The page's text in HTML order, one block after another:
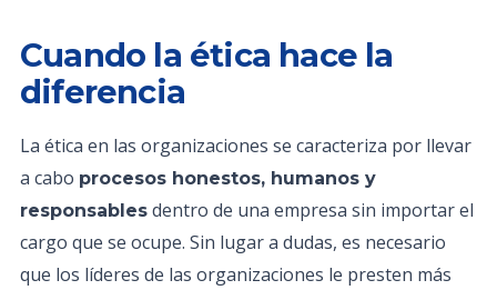
Cuando la ética hace la
diferencia
La ética en las organizaciones se caracteriza por llevar
a cabo procesos honestos, humanos y
responsables dentro de una empresa sin importar el
cargo que se ocupe. Sin lugar a dudas, es necesario
que los líderes de las organizaciones le presten más